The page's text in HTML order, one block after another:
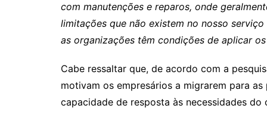
com manutenções e reparos, onde
limitações que não existem no nosso
as organizações têm condições de aplicar
Cabe ressaltar que, de acordo com a
motivam os empresários a migrarem para
capacidade de resposta às necessidades do